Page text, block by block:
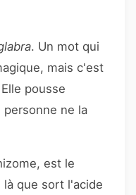
. Un mot qui
mais c'est
pousse
ne la
est le
que sort l'acide